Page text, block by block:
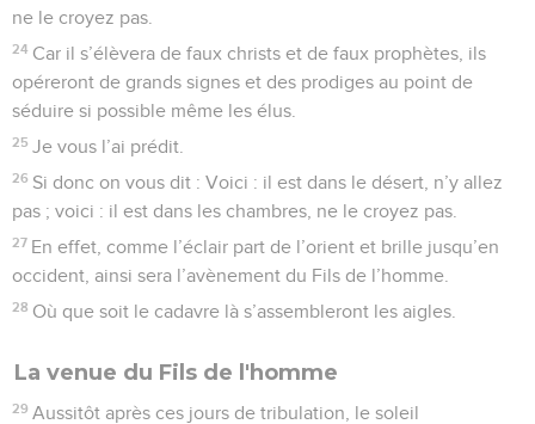
ne le croyez pas.
24 Car il s’élèvera de faux christs et de faux prophètes, ils
opéreront de grands signes et des prodiges au point de
séduire si possible même les élus.
25 Je vous l’ai prédit.
26 Si donc on vous dit : Voici : il est dans le désert, n’y allez
pas ; voici : il est dans les chambres, ne le croyez pas.
27 En effet, comme l’éclair part de l’orient et brille jusqu’en
occident, ainsi sera l’avènement du Fils de l’homme.
28 Où que soit le cadavre là s’assembleront les aigles.
La venue du Fils de l'homme
29 Aussitôt après ces jours de tribulation, le soleil